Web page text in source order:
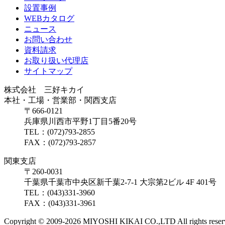
設置事例
WEBカタログ
ニュース
お問い合わせ
資料請求
お取り扱い代理店
サイトマップ
株式会社 三好キカイ
本社・工場・営業部・関西支店
〒666-0121
兵庫県川西市平野1丁目5番20号
TEL：(072)793-2855
FAX：(072)793-2857
関東支店
〒260-0031
千葉県千葉市中央区新千葉2-7-1 大宗第2ビル 4F 401号
TEL：(043)331-3960
FAX：(043)331-3961
Copyright © 2009-2026 MIYOSHI KIKAI CO.,LTD All rights